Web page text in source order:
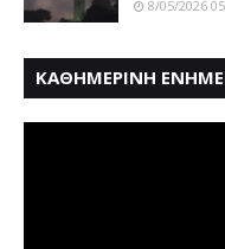
8/05/2026
ΚΑΘΗΜΕΡΙΝΗ